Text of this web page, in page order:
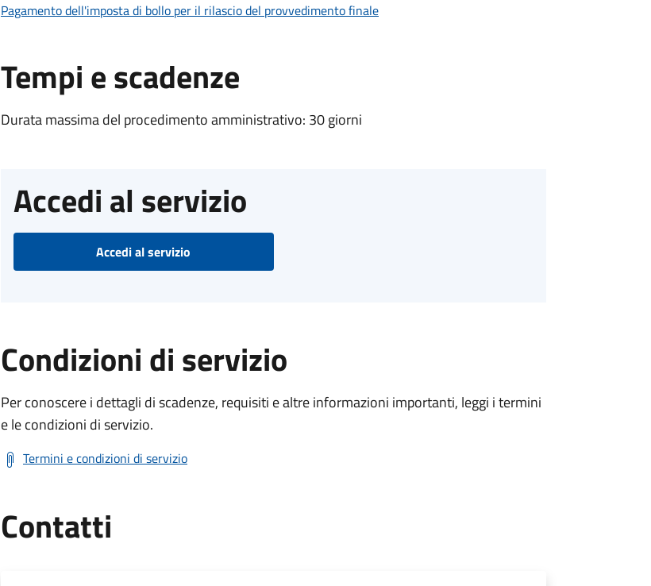
Pagamento dell'imposta di bollo per il rilascio del provvedimento finale
Tempi e scadenze
Durata massima del procedimento amministrativo: 30 giorni
Accedi al servizio
Accedi al servizio
Condizioni di servizio
Per conoscere i dettagli di scadenze, requisiti e altre informazioni importanti, leggi i termini
e le condizioni di servizio.
Termini e condizioni di servizio
Contatti